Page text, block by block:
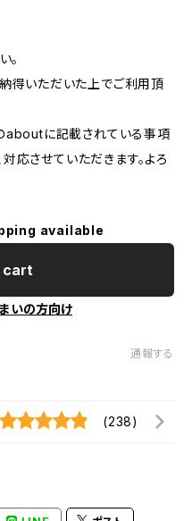
。
得いただいた上でご利用頂
aboutに記載されている事項
応させていただきます。よろ
available
cart
いの方向け
通報する
(238)